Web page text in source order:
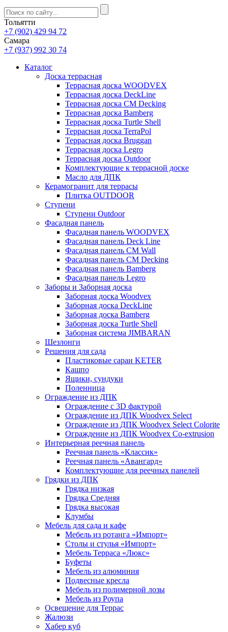
Тольятти
+7 (902) 429 94 72
Самара
+7 (937) 992 30 74
Каталог
Доска террасная
Террасная доска WOODVEX
Террасная доска DeckLine
Террасная доска CM Decking
Террасная доска Bamberg
Террасная доска Turtle Shell
Террасная доска TerraPol
Террасная доска Bruggan
Террасная доска Legro
Террасная доска Outdoor
Комплектующие к террасной доске
Масло для ДПК
Керамогранит для террасы
Плитка OUTDOOR
Ступени
Ступени Outdoor
Фасадная панель
Фасадная панель WOODVEX
Фасадная панель Deck Line
Фасадная панель CM Wall
Фасадная панель CM Decking
Фасадная панель Bamberg
Фасадная панель Legro
Заборы и Заборная доска
Заборная доска Woodvex
Заборная доска DeckLine
Заборная доска Bamberg
Заборная доска Turtle Shell
Заборная система JIMBARAN
Шезлонги
Решения для сада
Пластиковые сараи KETER
Кашпо
Ящики, сундуки
Поленница
Ограждение из ДПК
Ограждение с 3D фактурой
Ограждение из ДПК Woodvex Select
Ограждение из ДПК Woodvex Select Colorite
Ограждение из ДПК Woodvex Co-extrusion
Интерьерная реечная панель
Реечная панель «Классик»
Реечная панель «Авангард»
Комплектующие для реечных панелей
Грядки из ДПК
Грядка низкая
Грядка Средняя
Грядка высокая
Клумбы
Мебель для сада и кафе
Мебель из ротанга «Импорт»
Столы и стулья «Импорт»
Мебель Терраса «Люкс»
Буфеты
Мебель из алюминия
Подвесные кресла
Мебель из полимерной лозы
Мебель из Роупа
Освещение для Террас
Жалюзи
Хабер куб